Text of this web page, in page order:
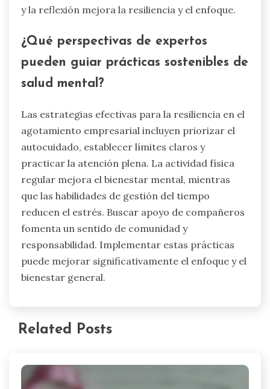
y la reflexión mejora la resiliencia y el enfoque.
¿Qué perspectivas de expertos
pueden guiar prácticas sostenibles de
salud mental?
Las estrategias efectivas para la resiliencia en el
agotamiento empresarial incluyen priorizar el
autocuidado, establecer límites claros y
practicar la atención plena. La actividad física
regular mejora el bienestar mental, mientras
que las habilidades de gestión del tiempo
reducen el estrés. Buscar apoyo de compañeros
fomenta un sentido de comunidad y
responsabilidad. Implementar estas prácticas
puede mejorar significativamente el enfoque y el
bienestar general.
Related Posts